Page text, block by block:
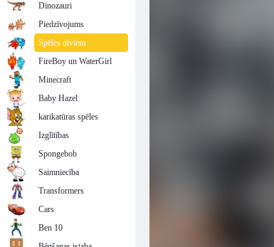
Dinozauri
Piedzīvojums
Spēles diviem
FireBoy un WaterGirl
Minecraft
Baby Hazel
karikatūras spēles
Izglītības
Spongebob
Saimniecība
Transformers
Cars
Ben 10